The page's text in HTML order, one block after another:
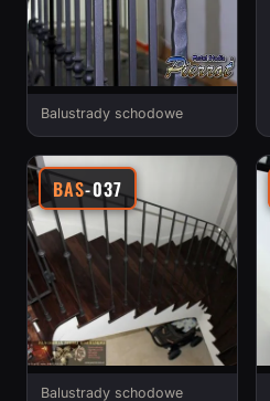
Balustrady schodowe
BAS-037
Balustrady schodowe